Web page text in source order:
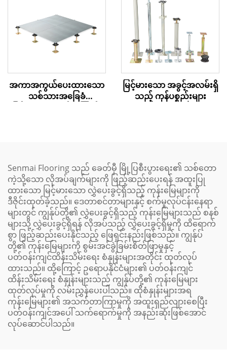
အကာအကွယ်ပေးထားသော
သစ်သားအခြေခံ
မြင့်မားသော အခွင့်အလမ်းရှိ
သည့် ကုန်ပစ္စည်းများ
Senmai Flooring သည် ခေတ်မှီ မြို့ပြစီးပွားရေး၏ သစ်တော
ကဲ့သို့သော လိုအပ်ချက်များကို ဖြည့်ဆည်းပေးရန် အထူးပြု
ထားသော မြင့်မားသော လွှဲပေးခွင့်ရှိသည့် ကုန်းမြေများကို
ဒီဇိုင်းထုတ်ခဲ့သည်။ ဒေတာစင်တာများနှင့် စက်မှုလုပ်ငန်းနေရာ
များတွင် ကျွန်ုပ်တို့၏ လွှဲပေးခွင့်ရှိသည့် ကုန်းမြေများသည် စနစ်
များသို့ လွှဲပေးခွင့်ရှိရန် လိုအပ်သည့် လွှဲပေးခွင့်ရှိမှုကို ထိရောက်
စွာ ဖြည့်ဆည်းပေးနိုင်သည့် ဖြေရှင်းနည်းဖြစ်သည်။ ကျွန်ုပ်
တို့၏ ကုန်းမြေများကို စွမ်းအင်ခွဲခြမ်းစိတ်ဖြာမှုနှင့်
ပတ်ဝန်းကျင်ထိန်းသိမ်းရေး စံနှုန်းများအတိုင်း ထုတ်လုပ်
ထားသည်။ ထို့ကြောင့် ဥရောပနိုင်ငံများ၏ ပတ်ဝန်းကျင်
ထိန်းသိမ်းရေး စံနှုန်းများသည် ကျွန်ုပ်တို့၏ ကုန်းမြေများ
ထုတ်လုပ်မှုကို လမ်းညွှန်ပေးပါသည်။ ထိုစံနှုန်းများအရ
ကုန်းမြေများ၏ အသက်တာကြာမှုကို အထူးရှည်လျားစေပြီး
ပတ်ဝန်းကျင်အပေါ် သက်ရောက်မှုကို အနည်းဆုံးဖြစ်အောင်
လုပ်ဆောင်ပါသည်။